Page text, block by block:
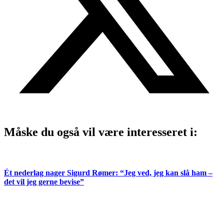
Måske du også vil være interesseret i:
Ét nederlag nager Sigurd Rømer: “Jeg ved, jeg kan slå ham –
det vil jeg gerne bevise”